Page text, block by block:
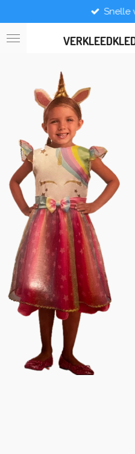
direct
naar
Snelle